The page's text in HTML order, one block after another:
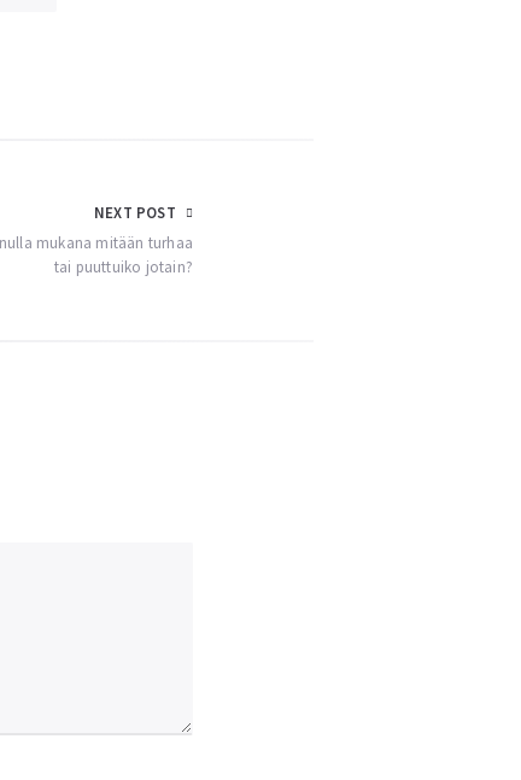
NEXT POST
mukana mitään turhaa
tai puuttuiko jotain?